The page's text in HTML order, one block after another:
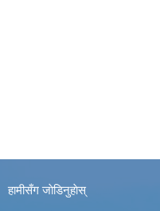
हामीसँग जाेडिनुहाेस्